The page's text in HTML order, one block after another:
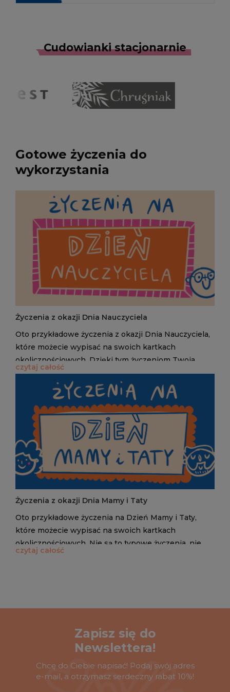
Cudowianki stacjonarnie
Gotowe życzenia do
wykorzystania
Życzenia z okazji Dnia Nauczyciela
Oto przykładowe życzenia z okazji Dnia Nauczyciela,
które możecie wypisać na swoich kartkach
okolicznościowych. Dzięki tym życzeniom Twoja
kartka okolicznościowa na pewno zostanie
zapamiętana. Wystarczy dodać do życzeń kilka słów
od siebie, podpis i voila! No to do dzieła, łap za
długopis i kartkę i wybierz idealne życzenia na Dzień
Nauczyciela.
czytaj całość
Życzenia z okazji Dnia Mamy i Taty
Oto przykładowe życzenia na Dzień Mamy i Taty,
które możecie wypisać na swoich kartkach
okolicznościowych. Nie są to typowe życzenia, nie
znajdziesz też życzeń rymowanych. Dzięki tym
za długopis i kartkę i wybierz idealne życzenia na
czytaj całość
Zapisz się do
Newslettera!
Chcę do Ciebie napisać! Podaj swój adres
e-mail, a otrzymasz serdeczny rabat 10%!